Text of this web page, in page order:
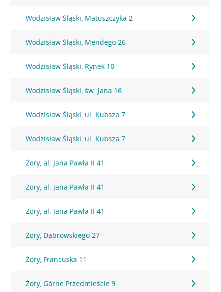
Wodzisław Śląski, Matuszczyka 2
Wodzisław Śląski, Mendego 26
Wodzisław Śląski, Rynek 10
Wodzisław Śląski, św. Jana 16
Wodzisław Śląski, ul. Kubsza 7
Wodzisław Śląski, ul. Kubsza 7
Żory, al. Jana Pawła II 41
Żory, al. Jana Pawła II 41
Żory, al. Jana Pawła II 41
Żory, Dąbrowskiego 27
Żory, Francuska 11
Żory, Górne Przedmieście 9